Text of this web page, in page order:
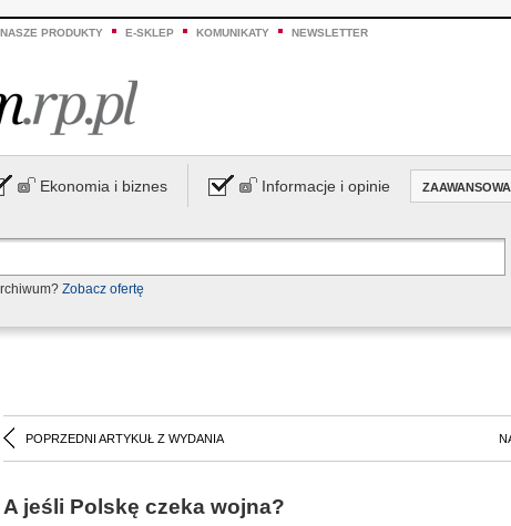
PRODUKTY E-SKLEP KOMUNIKATY NEWSLETTER
Ekonomia i biznes Informacje i opinie
Zobacz ofertę
POPRZEDNI ARTYKUŁ Z WYDANIA
A jeśli Polskę czeka wojna?